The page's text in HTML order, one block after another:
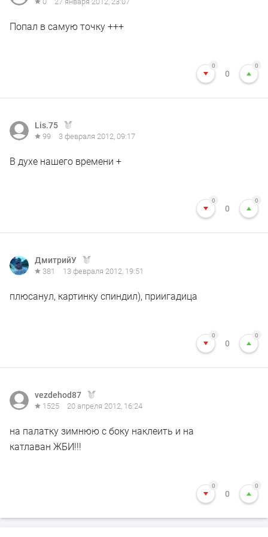
Попал в самую точку +++
0
0
0
Lis.75
99 3 февраля 2012, 09:17
В духе нашего времени +
0
0
0
ДмитрийУ
381 13 февраля 2012, 19:51
плюсанул, картинку спиндил), приигадица
0
0
0
vezdehod87
1525 20 апреля 2012, 16:24
на палатку зимнюю с боку наклеить и на
катлаван ЖБИ!!!
0
0
0